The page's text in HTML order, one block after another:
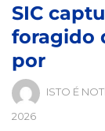
SIC
foragido
por
ISTO É
2026